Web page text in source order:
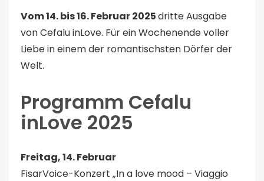
Vom 14. bis 16. Februar 2025dritte Ausgabe
von Cefalu inLove. Für ein Wochenende voller
Liebe in einem der romantischsten Dörfer der
Welt.
Programm Cefalu
inLove 2025
Freitag, 14. Februar
FisarVoice-Konzert „In a love mood – Viaggio